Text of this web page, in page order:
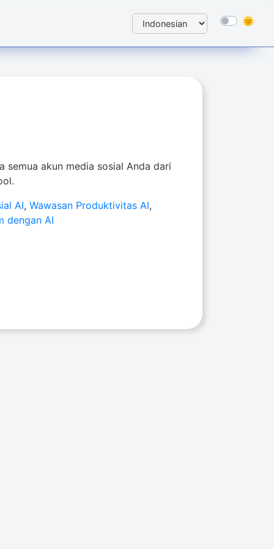
semua akun media sosial Anda dari
AI,Wawasan Produktivitas AI,
dengan AI